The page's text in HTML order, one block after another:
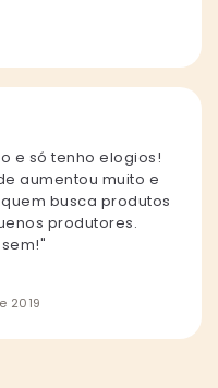
e só tenho elogios!
aumentou muito e
busca produtos
produtores.
2019